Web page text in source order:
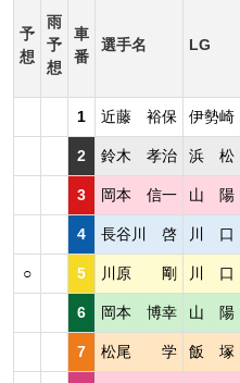
予
想
雨
予
想
車
番
選手名 LG
1 近藤 裕保 伊勢崎
2 鈴木 孝治 浜 松
3 岡本 信一 山 陽
4 長谷川 啓 川 口
○ 5 川原 剛 川 口
6 岡本 博幸 山 陽
7 松尾 学 飯 塚